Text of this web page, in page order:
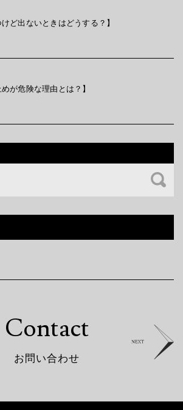
けど出ないときはどうする？】
めが危険な理由とは？】
Contact
お 問 い合わせ